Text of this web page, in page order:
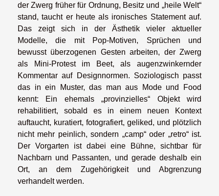
der Zwerg früher für Ordnung, Besitz und „heile Welt“
stand, taucht er heute als ironisches Statement auf.
Das zeigt sich in der Ästhetik vieler aktueller
Modelle, die mit Pop-Motiven, Sprüchen und
bewusst überzogenen Gesten arbeiten, der Zwerg
als Mini-Protest im Beet, als augenzwinkernder
Kommentar auf Designnormen. Soziologisch passt
das in ein Muster, das man aus Mode und Food
kennt: Ein ehemals „provinzielles“ Objekt wird
rehabilitiert, sobald es in einem neuen Kontext
auftaucht, kuratiert, fotografiert, geliked, und plötzlich
nicht mehr peinlich, sondern „camp“ oder „retro“ ist.
Der Vorgarten ist dabei eine Bühne, sichtbar für
Nachbarn und Passanten, und gerade deshalb ein
Ort, an dem Zugehörigkeit und Abgrenzung
verhandelt werden.